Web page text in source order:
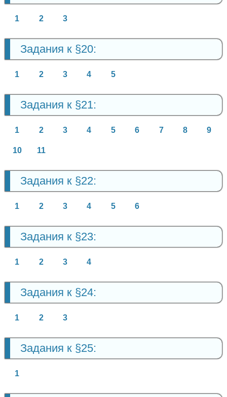
1 2 3
Задания к §20:
1 2 3 4 5
Задания к §21:
1 2 3 4 5 6 7 8 9
10 11
Задания к §22:
1 2 3 4 5 6
Задания к §23:
1 2 3 4
Задания к §24:
1 2 3
Задания к §25:
1